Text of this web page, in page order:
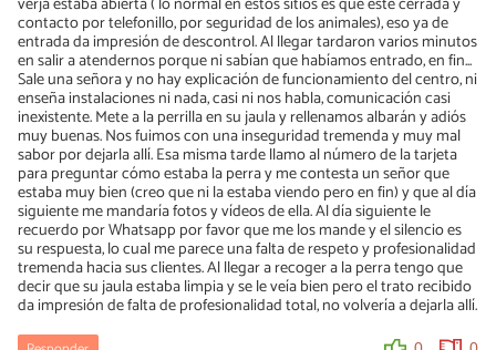
contacto por telefonillo, por seguridad de los animales), eso ya de
entrada da impresión de descontrol. Al llegar tardaron varios minutos
en salir a atendernos porque ni sabían que habíamos entrado, en fin...
Sale una señora y no hay explicación de funcionamiento del centro, ni
enseña instalaciones ni nada, casi ni nos habla, comunicación casi
inexistente. Mete a la perrilla en su jaula y rellenamos albarán y adiós
muy buenas. Nos fuimos con una inseguridad tremenda y muy mal
sabor por dejarla allí. Esa misma tarde llamo al número de la tarjeta
para preguntar cómo estaba la perra y me contesta un señor que
estaba muy bien (creo que ni la estaba viendo pero en fin) y que al día
siguiente me mandaría fotos y vídeos de ella. Al día siguiente le
recuerdo por Whatsapp por favor que me los mande y el silencio es
su respuesta, lo cual me parece una falta de respeto y profesionalidad
tremenda hacia sus clientes. Al llegar a recoger a la perra tengo que
decir que su jaula estaba limpia y se le veía bien pero el trato recibido
da impresión de falta de profesionalidad total, no volvería a dejarla allí.